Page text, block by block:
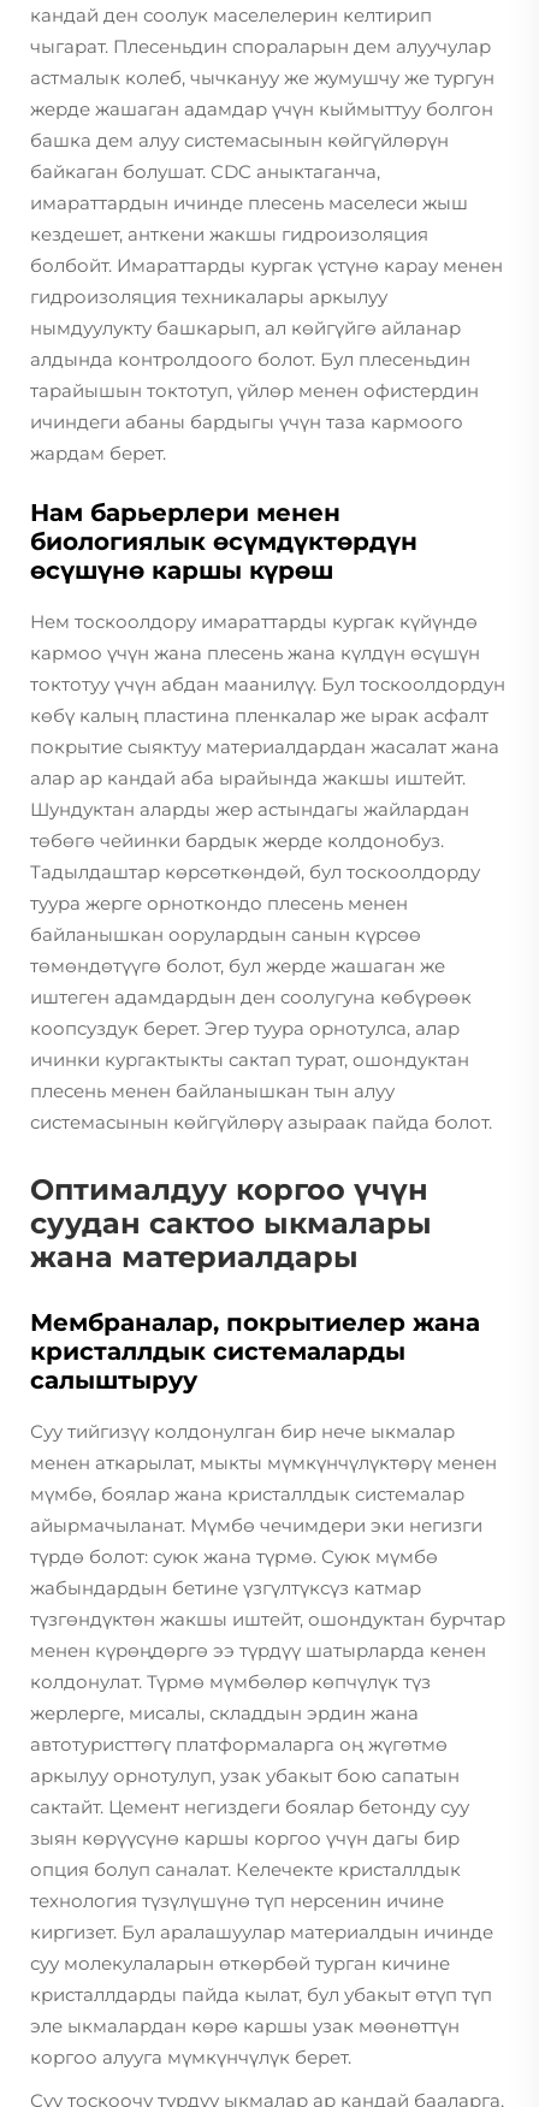
кандай ден соолук маселелерин келтирип
чыгарат. Плесеньдин спораларын дем алуучулар
астмалык колеб, чычкануу же жумушчу же тургун
жерде жашаган адамдар үчүн кыймыттуу болгон
башка дем алуу системасынын көйгүйлөрүн
байкаган болушат. CDC аныктаганча,
имараттардын ичинде плесень маселеси жыш
кездешет, анткени жакшы гидроизоляция
болбойт. Имараттарды кургак үстүнө карау менен
гидроизоляция техникалары аркылуу
нымдуулукту башкарып, ал көйгүйгө айланар
алдында контролдоого болот. Бул плесеньдин
тарайышын токтотуп, үйлөр менен офистердин
ичиндеги абаны бардыгы үчүн таза кармоого
жардам берет.
Нам барьерлери менен
биологиялык өсүмдүктөрдүн
өсүшүнө каршы күрөш
Нем тоскоолдору имараттарды кургак күйүндө
кармоо үчүн жана плесень жана күлдүн өсүшүн
токтотуу үчүн абдан маанилүү. Бул тоскоолдордун
көбү калың пластина пленкалар же ырак асфалт
покрытие сыяктуу материалдардан жасалат жана
алар ар кандай аба ырайында жакшы иштейт.
Шундуктан аларды жер астындагы жайлардан
төбөгө чейинки бардык жерде колдонобуз.
Тадылдаштар көрсөткөндөй, бул тоскоолдорду
туура жерге орноткондо плесень менен
байланышкан оорулардын санын күрсөө
төмөндөтүүгө болот, бул жерде жашаган же
иштеген адамдардын ден соолугуна көбүрөөк
коопсуздук берет. Эгер туура орнотулса, алар
ичинки кургактыкты сактап турат, ошондуктан
плесень менен байланышкан тын алуу
системасынын көйгүйлөрү азыраак пайда болот.
Оптималдуу коргоо үчүн
суудан сактоо ыкмалары
жана материалдары
Мембраналар, покрытиелер жана
кристаллдык системаларды
салыштыруу
Суу тийгизүү колдонулган бир нече ыкмалар
менен аткарылат, мыкты мүмкүнчүлүктөрү менен
мүмбө, боялар жана кристаллдык системалар
айырмачыланат. Мүмбө чечимдери эки негизги
түрдө болот: суюк жана түрмө. Суюк мүмбө
жабындардын бетине үзгүлтүксүз катмар
түзгөндүктөн жакшы иштейт, ошондуктан бурчтар
менен күрөңдөргө ээ түрдүү шатырларда кенен
колдонулат. Түрмө мүмбөлөр көпчүлүк түз
жерлерге, мисалы, складдын эрдин жана
автотуристтөгү платформаларга оң жүгөтмө
аркылуу орнотулуп, узак убакыт бою сапатын
сактайт. Цемент негиздеги боялар бетонду суу
зыян көрүүсүнө каршы коргоо үчүн дагы бир
опция болуп саналат. Келечекте кристаллдык
технология түзүлүшүнө түп нерсенин ичине
киргизет. Бул аралашуулар материалдын ичинде
суу молекулаларын өткөрбөй турган кичине
кристаллдарды пайда кылат, бул убакыт өтүп түп
эле ыкмалардан көрө каршы узак мөөнөттүн
коргоо алууга мүмкүнчүлүк берет.
Суу тоскоочу түрдүү ыкмалар ар кандай бааларга,